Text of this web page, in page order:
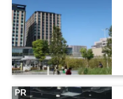
PR